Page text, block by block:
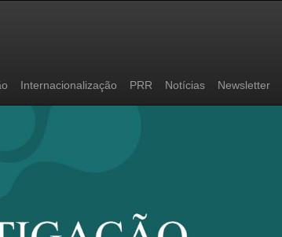
Internacionalização PRR Notícias Newsletter